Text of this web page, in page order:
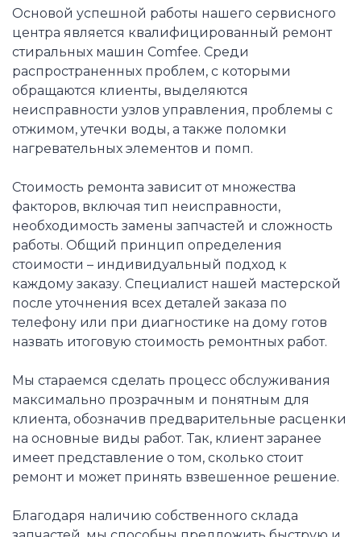
Основой успешной работы нашего сервисного
центра является квалифицированный ремонт
стиральных машин Comfee. Среди
распространенных проблем, с которыми
обращаются клиенты, выделяются
неисправности узлов управления, проблемы с
отжимом, утечки воды, а также поломки
нагревательных элементов и помп.
Стоимость ремонта зависит от множества
факторов, включая тип неисправности,
необходимость замены запчастей и сложность
работы. Общий принцип определения
стоимости – индивидуальный подход к
каждому заказу. Специалист нашей мастерской
после уточнения всех деталей заказа по
телефону или при диагностике на дому готов
назвать итоговую стоимость ремонтных работ.
Мы стараемся сделать процесс обслуживания
максимально прозрачным и понятным для
клиента, обозначив предварительные расценки
на основные виды работ. Так, клиент заранее
имеет представление о том, сколько стоит
ремонт и может принять взвешенное решение.
Благодаря наличию собственного склада